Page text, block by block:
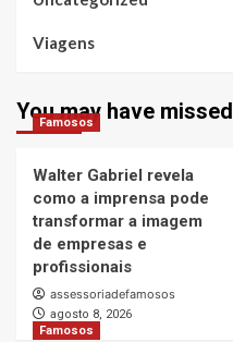
Viagens
You may have missed
Famosos
Walter Gabriel revela
como a imprensa pode
transformar a imagem
de empresas e
profissionais
assessoriadefamosos
agosto 8, 2026
Famosos